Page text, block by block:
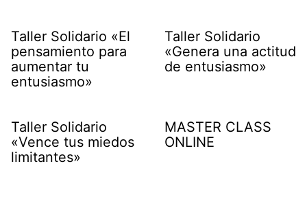
Taller Solidario «El
pensamiento para
aumentar tu
entusiasmo»
Taller Solidario
«Genera una actitud
de entusiasmo»
Taller Solidario
«Vence tus miedos
limitantes»
MASTER CLASS
ONLINE